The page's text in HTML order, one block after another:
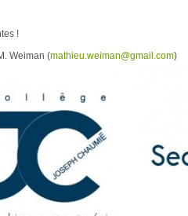
!
Weiman (mathieu.weiman@gmail.com)